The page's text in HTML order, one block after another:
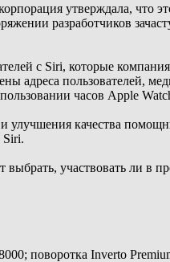
утверждала, что
разработчиков
с Siri, которые
пользователей,
часов Apple
качества
Siri.
участвовать ли в
поворотка Inverto